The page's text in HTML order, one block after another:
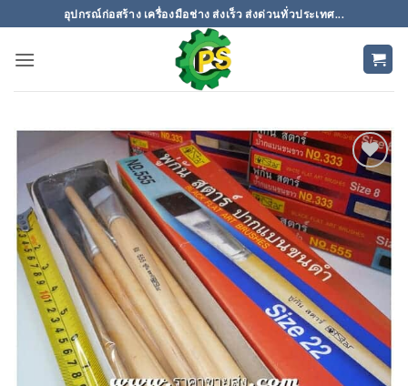
ไป
อุปกรณ์ก่อสร้าง เครื่องมือช่าง ส่งเร็ว ส่งด่วนทั่วประเทศ...
เพิ่มเข้า
ใน
รายการ
ที่
ติดตาม